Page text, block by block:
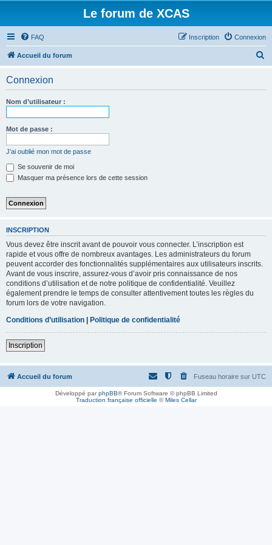
Le forum de XCAS
FAQ Connexion
Inscription
Accueil du forum
Connexion
Nom d’utilisateur :
Mot de passe :
J’ai oublié mon mot de passe
Se souvenir de moi
Masquer ma présence lors de cette session
INSCRIPTION
Vous devez être inscrit avant de pouvoir vous connecter. L’inscription est
rapide et vous offre de nombreux avantages. Les administrateurs du forum
peuvent accorder des fonctionnalités supplémentaires aux utilisateurs inscrits.
Avant de vous inscrire, assurez-vous d’avoir pris connaissance de nos
conditions d’utilisation et de notre politique de confidentialité. Veuillez
également prendre le temps de consulter attentivement toutes les règles du
forum lors de votre navigation.
Conditions d’utilisation | Politique de confidentialité
Inscription
Accueil du forum Fuseau horaire sur UTC
Développé parphpBB® Forum Software © phpBB Limited
Traduction française officielle ©Miles Cellar